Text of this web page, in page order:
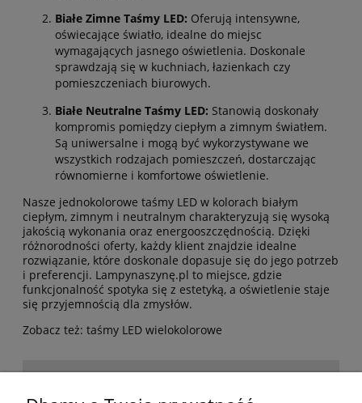
Białe Zimne Taśmy LED: Oferują intensywne,
oświecające światło, idealne do miejsc
wymagających jasnego oświetlenia. Doskonale
sprawdzają się w kuchniach, łazienkach czy
pomieszczeniach biurowych.
Białe Neutralne Taśmy LED: Stanowią doskonały
kompromis pomiędzy ciepłym a zimnym światłem.
Są uniwersalne i mogą być wykorzystywane we
wszystkich rodzajach pomieszczeń, dostarczając
równomierne i komfortowe oświetlenie.
Nasze jednokolorowe taśmy LED w kolorach białym
ciepłym, zimnym i neutralnym charakteryzują się wysoką
jakością wykonania oraz energooszczędnością. Dzięki
różnorodności oferty, każdy klient znajdzie idealne
rozwiązanie, które doskonale dopasuje się do jego potrzeb
i preferencji. Lampynaszynę.pl to miejsce, gdzie
funkcjonalność spotyka się z estetyką, a oświetlenie staje
się przyjemnością dla zmysłów.
Zobacz też: taśmy LED wielokolorowe